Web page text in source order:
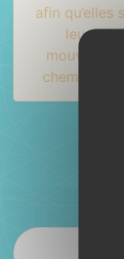
afin qu’elles
leur
chemins de